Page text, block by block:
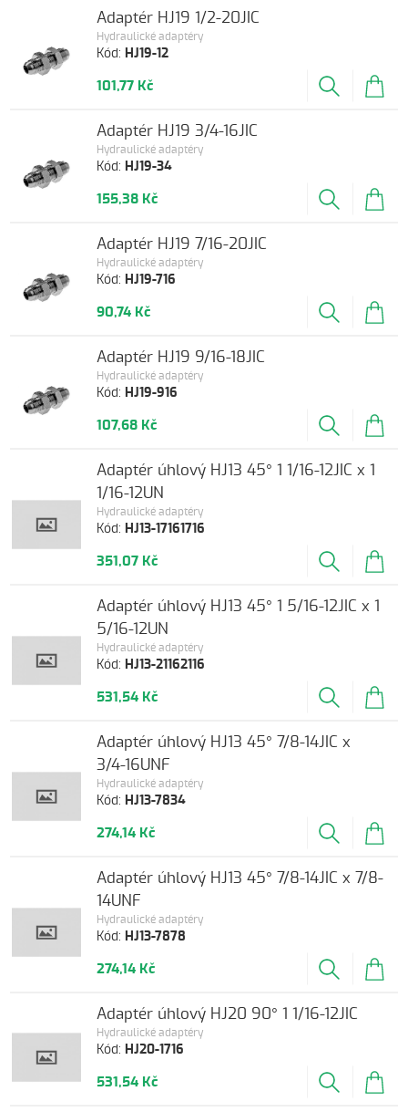
Kód: HJ19-12
Hydraulické adaptéry
Adaptér HJ19 1/2-20JIC
101,77 Kč
Kód: HJ19-34
Hydraulické adaptéry
Adaptér HJ19 3/4-16JIC
155,38 Kč
Kód: HJ19-716
Hydraulické adaptéry
Adaptér HJ19 7/16-20JIC
90,74 Kč
Kód: HJ19-916
Hydraulické adaptéry
Adaptér HJ19 9/16-18JIC
107,68 Kč
Kód: HJ13-17161716
Hydraulické adaptéry
Adaptér úhlový HJ13 45° 1 1/16-12JIC x 1
1/16-12UN
351,07 Kč
Kód: HJ13-21162116
Hydraulické adaptéry
Adaptér úhlový HJ13 45° 1 5/16-12JIC x 1
5/16-12UN
531,54 Kč
Kód: HJ13-7834
Hydraulické adaptéry
Adaptér úhlový HJ13 45° 7/8-14JIC x
3/4-16UNF
274,14 Kč
Kód: HJ13-7878
Hydraulické adaptéry
Adaptér úhlový HJ13 45° 7/8-14JIC x 7/8-
14UNF
274,14 Kč
Kód: HJ20-1716
Hydraulické adaptéry
Adaptér úhlový HJ20 90° 1 1/16-12JIC
531,54 Kč